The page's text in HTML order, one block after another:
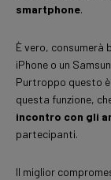
smartphone.
È vero,
iPhone o un
Purtroppo questo
questa funzione,
incontro con gli
partecipanti.
Il miglior